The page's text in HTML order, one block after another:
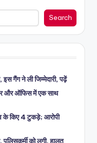
Search
इस गैंग ने ली जिम्मेदारी, पढ़ें
और ऑफिस में एक साथ
के किए 4 टुकड़े; आरोपी
को लगी, हालत